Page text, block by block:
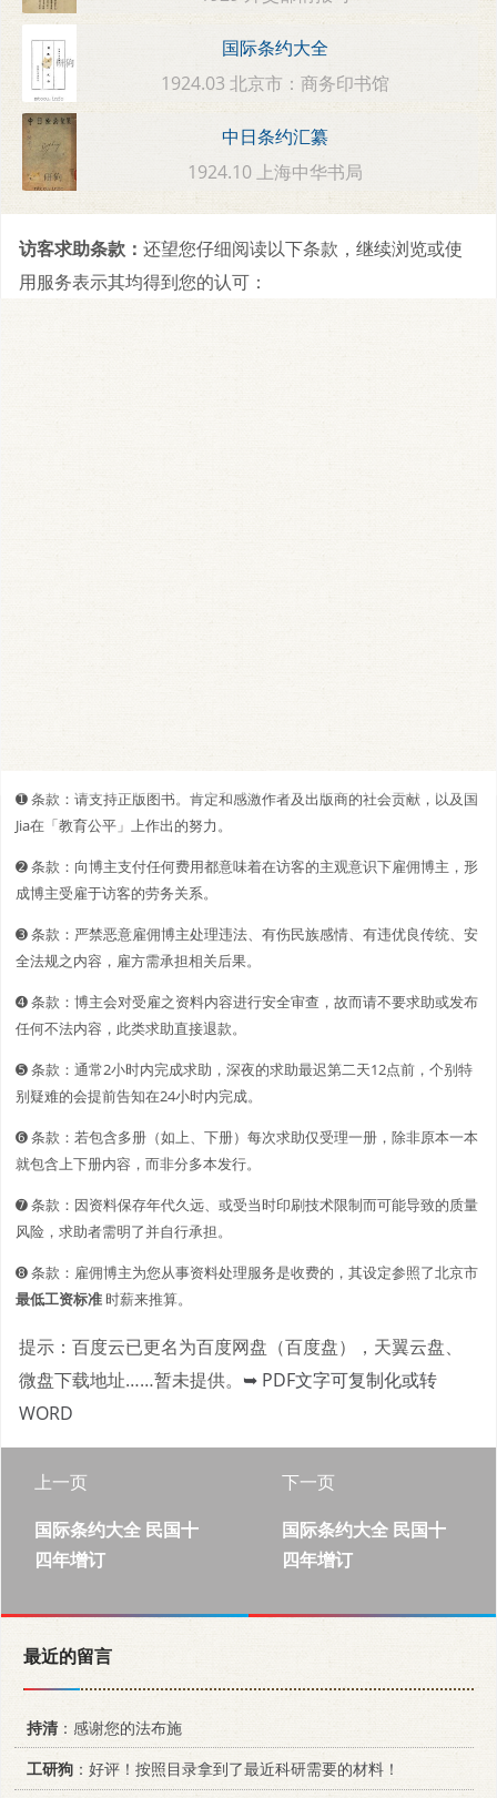
国际条约大全
1924.03 北京市：商务印书馆
中日条约汇纂
1924.10 上海中华书局
访客求助条款： 还望您仔细阅读以下条款，继续浏览或使
用服务表示其均得到您的认可：
➊️ 条款：请支持正版图书。肯定和感激作者及出版商的社会贡献，以及国
Jia在「教育公平」上作出的努力。
➋️️ 条款：向博主支付任何费用都意味着在访客的主观意识下雇佣博主，形
成博主受雇于访客的劳务关系。
➌ 条款：严禁恶意雇佣博主处理违法、有伤民族感情、有违优良传统、安
全法规之内容，雇方需承担相关后果。
➍ 条款：博主会对受雇之资料内容进行安全审查，故而请不要求助或发布
任何不法内容，此类求助直接退款。
➎ 条款：通常2小时内完成求助，深夜的求助最迟第二天12点前，个别特
别疑难的会提前告知在24小时内完成。
➏ 条款：若包含多册（如上、下册）每次求助仅受理一册，除非原本一本
就包含上下册内容，而非分多本发行。
➐ 条款：因资料保存年代久远、或受当时印刷技术限制而可能导致的质量
风险，求助者需明了并自行承担。
➑ 条款：雇佣博主为您从事资料处理服务是收费的，其设定参照了北京市
最低工资标准时薪来推算。
提示：百度云已更名为百度网盘（百度盘），天翼云盘、
微盘下载地址……暂未提供。 ➥ PDF文字可复制化或转
WORD
上一页
国际条约大全 民国十
四年增订
下一页
国际条约大全 民国十
四年增订
最近的留言
持清：感谢您的法布施
工研狗 ：好评！按照目录拿到了最近科研需要的材料！